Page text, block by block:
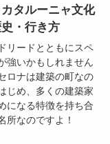
タルーニャ文化
・行き方
リードとともにスペ
強いかもしれません
ロナは建築の町なの
じめ、多くの建築家
になる特徴を持ち合
所なのですよ！